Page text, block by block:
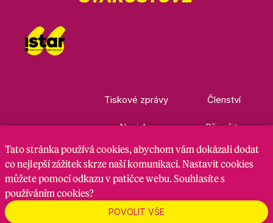
Tiskové zprávy
Novinky
Kontakty
Členství
Přispějte
Ke stažení
Nastavení cookies GDPRRSS kanál
Tato stránkapoužívá cookies, abychom vám dokázali dodat
co nejlepší zážitek skrze naší komunikaci. Nastavit cookies
můžete pomocí odkazu v patičce webu. Souhlasíte s
používáním cookies?
POVOLIT VŠE